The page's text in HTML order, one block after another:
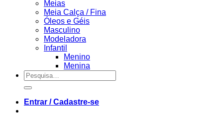
Meias
Meia Calça / Fina
Óleos e Géis
Masculino
Modeladora
Infantil
Menino
Menina
Pesquisar
por:
Entrar / Cadastre-se